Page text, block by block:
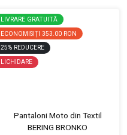
LIVRARE GRATUITĂ
ECONOMISIȚI 353.00 RON
25% REDUCERE
LICHIDARE
Pantaloni Moto din Textil
BERING BRONKO